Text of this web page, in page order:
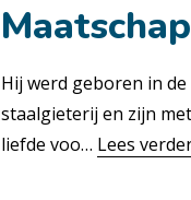
Hij werd geboren in
staalgieterij en zijn
liefde voo… Lees